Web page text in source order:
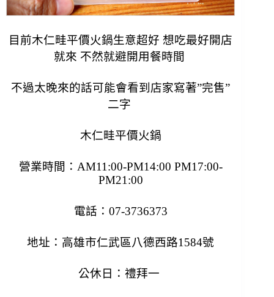
目前木仁畦平價火鍋生意超好 想吃最好開店
就來 不然就避開用餐時間
不過太晚來的話可能會看到店家寫著”完售”
二字
木仁畦平價火鍋
營業時間：AM11:00-PM14:00 PM17:00-
PM21:00
電話：07-3736373
地址：高雄市仁武區八德西路1584號
公休日：禮拜一